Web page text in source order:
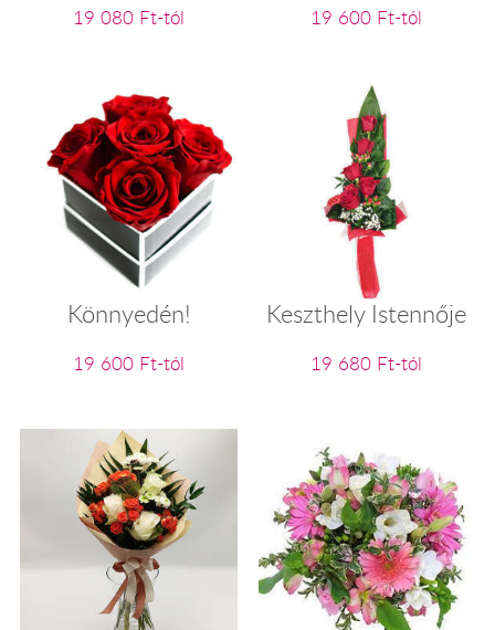
19 080 Ft-tól 19 600 Ft-tól
Könnyedén!
19 600 Ft-tól
Keszthely Istennője
19 680 Ft-tól